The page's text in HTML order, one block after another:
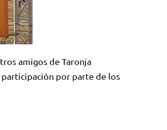
amigos de Taronja
participación por parte de los